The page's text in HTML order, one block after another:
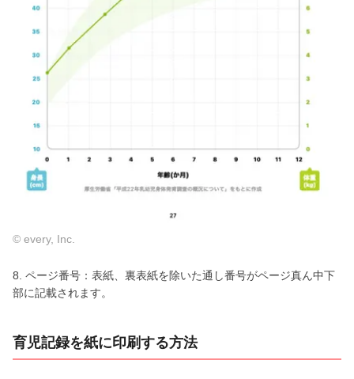
© every, Inc.
8. ページ番号：表紙、裏表紙を除いた通し番号がページ真ん中下
部に記載されます。
育児記録を紙に印刷する方法